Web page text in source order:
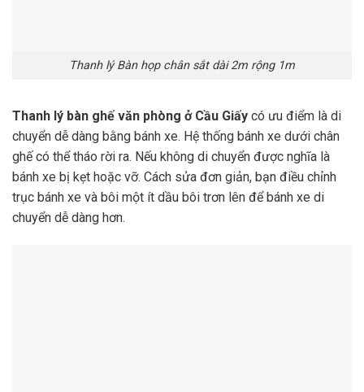
Thanh lý Bàn họp chân sắt dài 2m rộng 1m
Thanh lý bàn ghế văn phòng ở Cầu Giấy có ưu điểm là di
chuyển dễ dàng bằng bánh xe. Hệ thống bánh xe dưới chân
ghế có thể tháo rời ra. Nếu không di chuyển được nghĩa là
bánh xe bị kẹt hoặc vỡ. Cách sửa đơn giản, bạn điều chỉnh
trục bánh xe và bôi một ít dầu bôi trơn lên để bánh xe di
chuyển dễ dàng hơn.